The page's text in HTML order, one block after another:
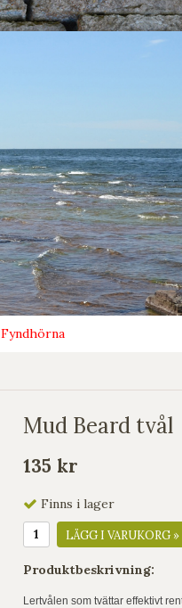
Fyndhörna
Mud Beard tvål
135 kr
Finns i lager
LÄGG I VARUKORG »
Produktbeskrivning:
Lertvålen som tvättar effektivt